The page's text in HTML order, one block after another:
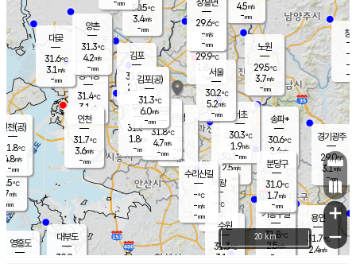
의도
℃
m/s
mm
영흥도
과천
30.3℃
2.5m/s
- mm
용인
31.7℃
2.4m/s
경기광주
29.0℃
3.1m/s
-mm
대부도
30.9
경서동
31.4℃
3.1 m/s
-mm
30.5℃
3.4m/s
-mm
대곶
31.6℃
3.1 m/s
-mm
창
-
-m/
-
mm
의왕
- ℃
m/s
mm
김포
31.5℃
2.1 m/s
mm
광명
- ℃
-m/s
-mm
부천
31.6℃
1.8m/s
-mm
양촌
31.3℃
4.2m/s
-mm
구로
31.8℃
4.7m/s
-mm
은평
29.9℃
1.8 m/s
- mm
노원
29.5℃
3.7m/s
-mm
송파*
30.6℃
2.4m/s
-mm
서초
30.3℃
1.9m/s
-mm
4.5m/s
-mm
기흥구갈
31.8℃
2.5m/s
-
수리산길
-℃
-m/s
-mm
분당구
31.0℃
1.7m/s
-mm
장흥면
29.6℃
-m/s
-mm
인천(공)
31.8℃
4.8m/s
-mm
김포(공)
31.3℃
6.0m/s
-mm
수원
31.3℃
3.1 m/s
인천
31.7℃
3.6m/s
-mm
서울
30.2℃
5.2m/s
-mm
+
−
20 km